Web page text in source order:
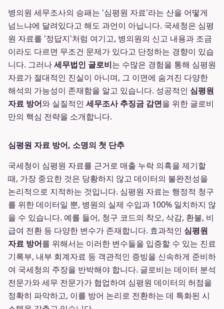
병의원 세무조사의 승패는 '심평원 자료'라는 산을 어떻게
넘느냐에 달려있다고 해도 과언이 아닙니다. 국세청은 심평
원 자료를 '정답지'처럼 여기고, 병의원의 신고 내용과 조금
이라도 다르면 무조건 문제가 있다고 단정하는 경향이 있습
니다. 그러나세무법인 글로비는 수많은 경험을 통해 심평원
자료가 절대적인 진실이 아니며, 그 이면에 숨겨진 다양한
해석의 가능성이 존재함을 알고 있습니다. 성공적인 심평원
자료 방어와 실질적인 세무조사 추징금 감면을 위한 글로비
만의 핵심 전략을 소개합니다.
심평원 자료 방어, 소명의 첫 단추
국세청이 심평원 자료를 근거로 매출 누락 의혹을 제기할
때, 가장 중요한 것은 당황하지 않고 데이터의 불완전성을
논리적으로 지적하는 것입니다. 심평원 자료는 행정적 청구
를 위한 데이터일 뿐, 병원의 실제 수입과 100% 일치하지 않
을 수 있습니다. 예를 들어, 청구 코드의 착오, 삭감, 환불, 비
급여 전환 등 다양한 변수가 존재합니다. 효과적인 심평원
자료 방어를 위해서는 이러한 변수들을 입증할 수 있는 진료
기록부, 내부 회계자료 등 객관적인 증빙을 신속하게 준비하
여 국세청의 주장을 반박해야 합니다. 글로비는 데이터 분석
전문가와 세무 전문가가 협업하여 심평원 데이터의 허점을
정확히 파악하고, 이를 방어 논리로 전환하는 데 특화된 시